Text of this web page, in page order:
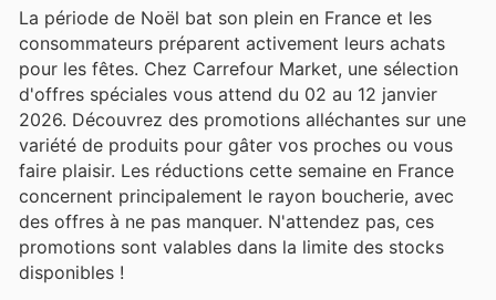
La période de Noël bat son plein en France et les
consommateurs préparent activement leurs achats
pour les fêtes. Chez Carrefour Market, une sélection
d'offres spéciales vous attend du 02 au 12 janvier
2026. Découvrez des promotions alléchantes sur une
variété de produits pour gâter vos proches ou vous
faire plaisir. Les réductions cette semaine en France
concernent principalement le rayon boucherie, avec
des offres à ne pas manquer. N'attendez pas, ces
promotions sont valables dans la limite des stocks
disponibles !